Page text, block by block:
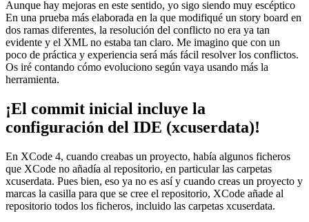
Aunque hay mejoras en este sentido, yo sigo siendo muy escéptico
En una prueba más elaborada en la que modifiqué un story board en
dos ramas diferentes, la resolución del conflicto no era ya tan
evidente y el XML no estaba tan claro. Me imagino que con un
poco de práctica y experiencia será más fácil resolver los conflictos.
Os iré contando cómo evoluciono según vaya usando más la
herramienta.
¡El commit inicial incluye la
configuración del IDE (xcuserdata)!
En XCode 4, cuando creabas un proyecto, había algunos ficheros
que XCode no añadía al repositorio, en particular las carpetas
xcuserdata. Pues bien, eso ya no es así y cuando creas un proyecto y
marcas la casilla para que se cree el repositorio, XCode añade al
repositorio todos los ficheros, incluido las carpetas xcuserdata.